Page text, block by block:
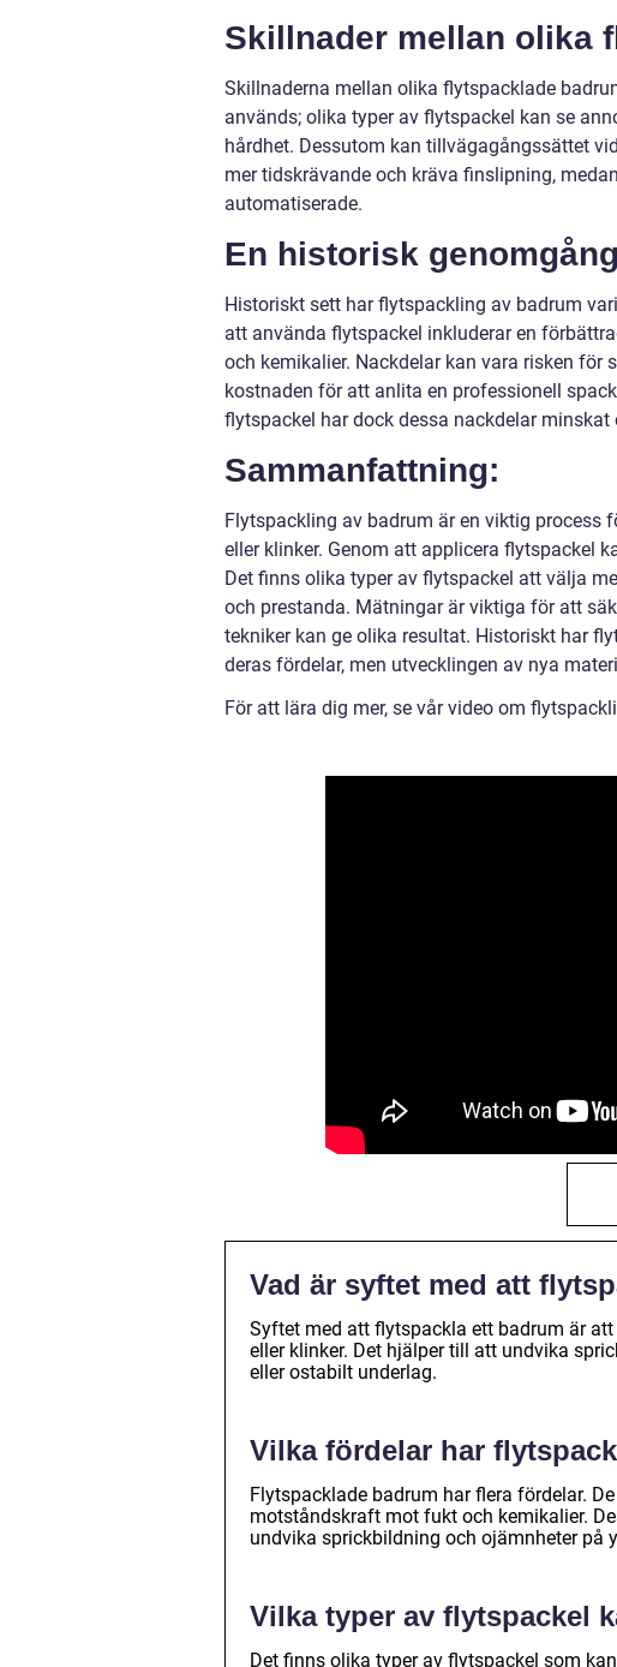
Skillnader mellan olika
Skillnaderna mellan olika flytspacklade
används; olika typer av flytspackel kan se
hårdhet. Dessutom kan tillvägagångssättet
mer tidskrävande och kräva finslipning,
automatiserade.
En historisk
Historiskt sett har flytspackling av badrum
att använda flytspackel inkluderar en
och kemikalier. Nackdelar kan vara risken för
kostnaden för att anlita en professionell
flytspackel har dock dessa nackdelar
Sammanfattning:
Flytspackling av badrum är en viktig process
eller klinker. Genom att applicera flytspackel
Det finns olika typer av flytspackel att välja
och prestanda. Mätningar är viktiga för att
tekniker kan ge olika resultat. Historiskt har
deras fördelar, men utvecklingen av nya
För att lära dig mer, se vår video om
Vad är syftet med att
Syftet med att flytspackla ett badrum är
eller klinker. Det hjälper till att undvika
eller ostabilt underlag.
Vilka fördelar har
Flytspacklade badrum har flera fördelar.
motståndskraft mot fukt och kemikalier.
undvika sprickbildning och ojämnheter på
Vilka typer av flytspackel
Det finns olika typer av flytspackel som